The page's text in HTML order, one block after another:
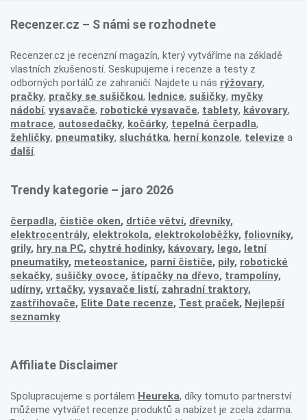
Recenzer.cz – S námi se rozhodnete
Recenzer.cz je recenzní magazín, který vytváříme na základě
vlastních zkušeností. Seskupujeme i recenze a testy z
odborných portálů ze zahraničí. Najdete u nás rýžovary,
pračky, pračky se sušičkou, lednice, sušičky, myčky
nádobí, vysavače, robotické vysavače, tablety, kávovary,
matrace, autosedačky, kočárky, tepelná čerpadla,
žehličky, pneumatiky, sluchátka, herní konzole, televize a
další.
Trendy kategorie – jaro 2026
čerpadla, čističe oken, drtiče větví, dřevníky,
elektrocentrály, elektrokola, elektrokoloběžky, foliovníky,
grily, hry na PC, chytré hodinky, kávovary, lego, letní
pneumatiky, meteostanice, parní čističe, pily, robotické
sekačky, sušičky ovoce, štípačky na dřevo, trampolíny,
udírny, vrtačky, vysavače listí, zahradní traktory,
zastřihovače, Elite Date recenze, Test praček, Nejlepší
seznamky
Affiliate Disclaimer
Spolupracujeme s portálem Heureka, díky tomuto partnerství
můžeme vytvářet recenze produktů a nabízet je zcela zdarma.